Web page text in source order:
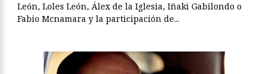
León, Loles León, Álex de la Iglesia, Iñaki Gabilondo o
Fabio Mcnamara y la participación de...